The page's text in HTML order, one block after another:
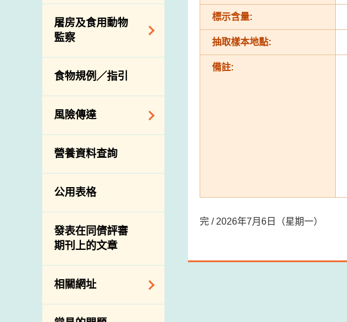
資料
食物安全之風險評
估
食物事故應變及管
理
食物消費量調查
總膳食研究
有機食物
高風險食物
抗菌素耐藥性
絡內地有關當局
進口食物管制
口檢驗
出口驗證
出口食物往內地
出口商及業界的消
息
屠房及食用動物
監察
規管農業化學物及
獸醫藥物在食用動
物上的使用
屠房及疾病監測
宰前檢驗
宰後檢驗
結果
屠房及肉類檢驗
食物規例／指引
風險傳達
主題項目
項目及活動
資訊平台
下載
公開比賽
營養資料查詢
公用表格
發表在同儕評審
期刊上的文章
相關網址
相關政府部門／機
標示含量:
抽取樣本地點:
備註:
完 / 2026年7月6日（星期一）